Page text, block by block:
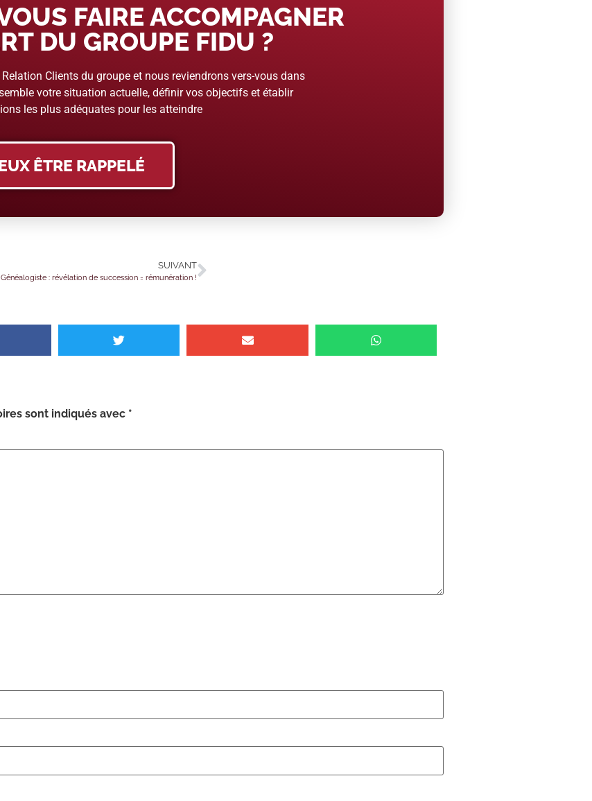
FAIRE ACCOMPAGNER
DU GROUPE FIDU ?
Clients du groupe et nous reviendrons vers-vous dans
votre situation actuelle, définir vos objectifs et établir
les plus adéquates pour les atteindre
ÊTRE RAPPELÉ
SUIVANT
Généalogiste : révélation de succession = rémunération !
sont indiqués avec *